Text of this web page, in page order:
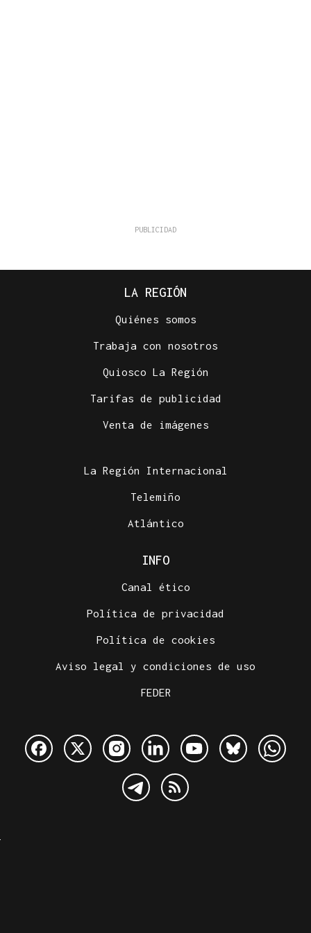
LA REGIÓN
Quiénes somos
Trabaja con nosotros
Quiosco La Región
Tarifas de publicidad
Venta de imágenes
La Región Internacional
Telemiño
Atlántico
INFO
Canal ético
Política de privacidad
Política de cookies
Aviso legal y condiciones de uso
FEDER